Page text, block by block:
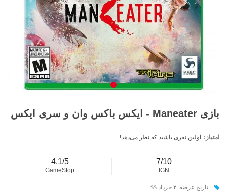
بازی Maneater - ایکس باکس وان و سری ایکس
امتیاز: اولین نفری باشید که نظر می‌دهد!
7/10
IGN
4.1/5
GameStop
تاریخ عرضه: ۲ خرداد ۹۹